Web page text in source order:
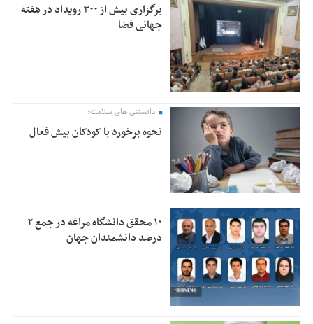
برگزاری بیش از ۳۰۰ رویداد در هفته
جهانی فضا
دانستنی های سلامت؛
نحوه برخورد با کودکان بیش فعال
۱۰ محقق دانشگاه مراغه در جمع ۲
درصد دانشمندان جهان